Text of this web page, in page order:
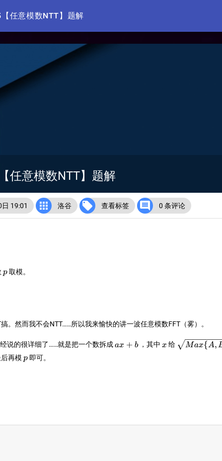
任意模数NTT】题解
任意模数NTT】题解
19:01  洛谷  查看标签  0 条评论
p
p取模。
。然而我不会NTT……所以我来愉快的讲一波任意模数FFT（雾）。
说的很详细了……就是把一个数拆成ax+b
ax + b，其中 x
x 给 \sqrt{Max\
Max{A,
后再模p
p 即可。